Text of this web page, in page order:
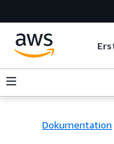
Dokumentation